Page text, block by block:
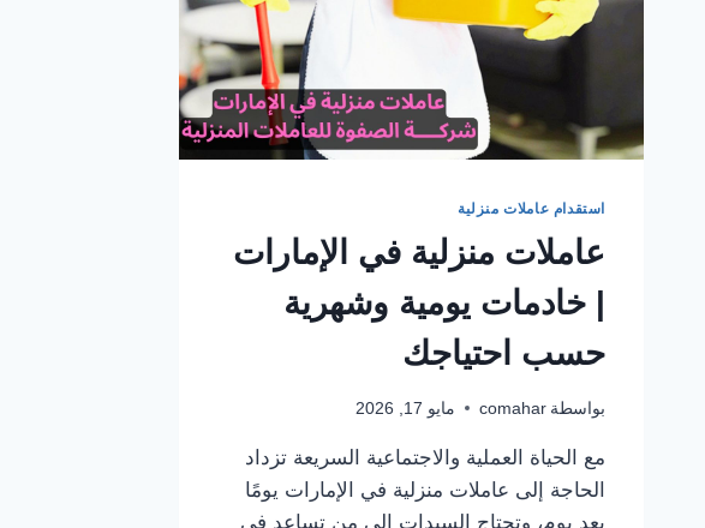
استقدام عاملات منزلية
عاملات منزلية في الإمارات
| خادمات يومية وشهرية
حسب احتياجك
بواسطة comahar مايو 17, 2026
مع الحياة العملية والاجتماعية السريعة تزداد
الحاجة إلى عاملات منزلية في الإمارات يومًا
بعد يوم، وتحتاج السيدات إلى من تساعد في